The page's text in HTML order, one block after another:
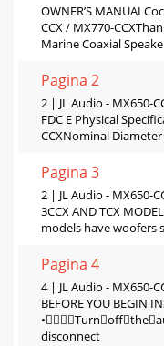
OWNER’S
CCX / MX770-
Marine Coaxial
Pagina 2
2 | JL Audio - MX650-
FDC E Physical
CCXNominal
Pagina 3
2 | JL Audio - MX650-
3CCX AND TCX
models have woofers
Pagina 4
4 | JL Audio - MX650-
BEFORE YOU BEGIN
disconnect